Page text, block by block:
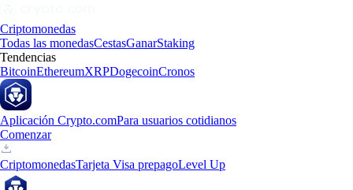
Criptomonedas
Todas las monedasCestasGanarStaking
Tendencias
BitcoinEthereumXRPDogecoinCronos
Aplicación Crypto.comPara usuarios cotidianos
Comenzar
CriptomonedasTarjeta Visa prepagoLevel Up